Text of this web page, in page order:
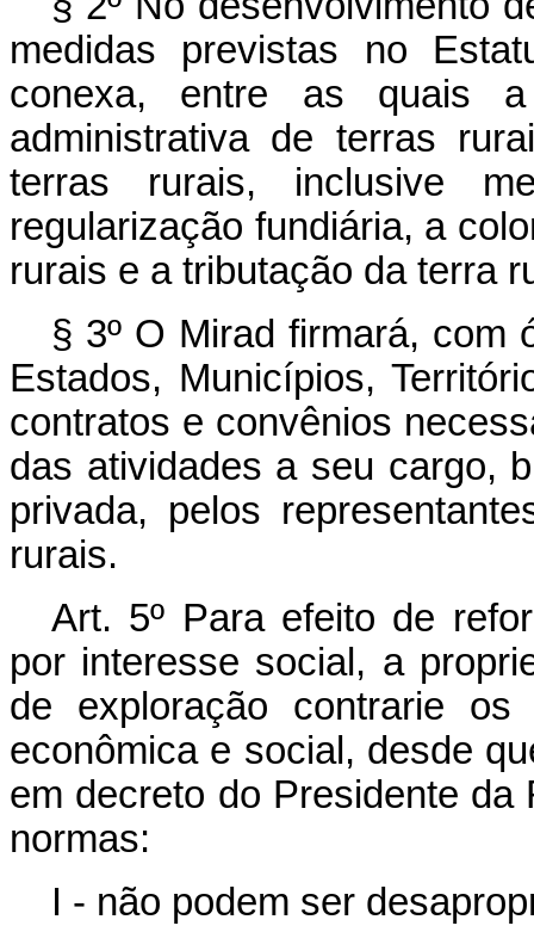
medidas previstas no
conexa, entre as quais
administrativa de terras
terras rurais, inclusive
regularização fundiária, a
rurais e a tributação da terra
§ 3º O Mirad firmará, com
Estados, Municípios,
contratos e convênios
das atividades a seu cargo,
privada, pelos
rurais.
Art. 5º Para efeito de
por interesse social, a
de exploração contrarie
econômica e social, desde
em decreto do Presidente
normas:
I - não podem ser